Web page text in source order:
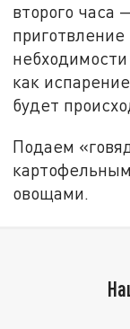
второго часа
приготвление
как
будет
Подаем
овощами.